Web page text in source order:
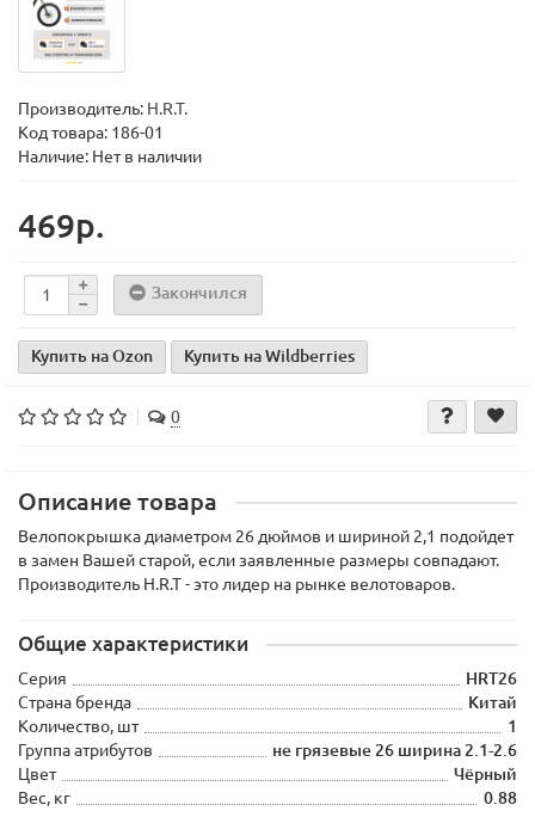
Производитель: H.R.T.
Код товара: 186-01
Наличие: Нет в наличии
469р.
Закончился
Купить на Ozon Купить на Wildberries
0
Описание товара
Велопокрышка диаметром 26 дюймов и шириной 2,1 подойдет
в замен Вашей старой, если заявленные размеры совпадают.
Производитель H.R.T - это лидер на рынке велотоваров.
Общие характеристики
Серия
HRT26
Страна бренда
Китай
Количество, шт
1
Группа атрибутов
не грязевые 26 ширина 2.1-2.6
Цвет
Чёрный
Вес, кг
0.88